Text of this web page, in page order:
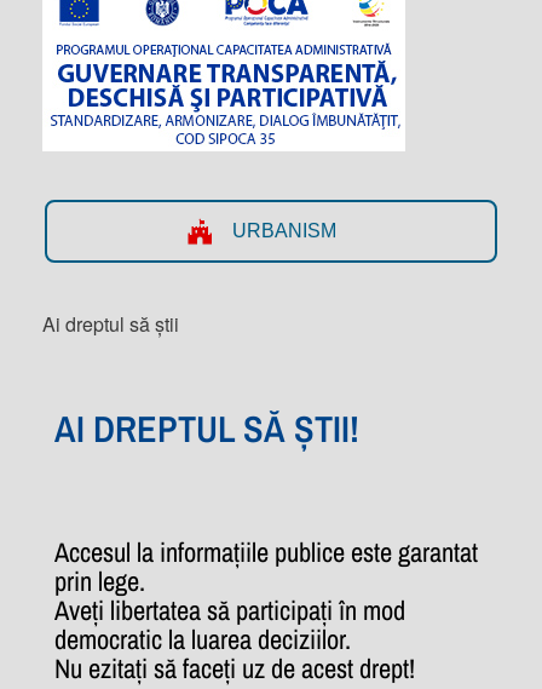
URBANISM
Ai dreptul să știi
AI DREPTUL SĂ ȘTII!
Accesul la informațiile publice este garantat
prin lege.
Aveți libertatea să participați în mod
democratic la luarea deciziilor.
Nu ezitați să faceți uz de acest drept!